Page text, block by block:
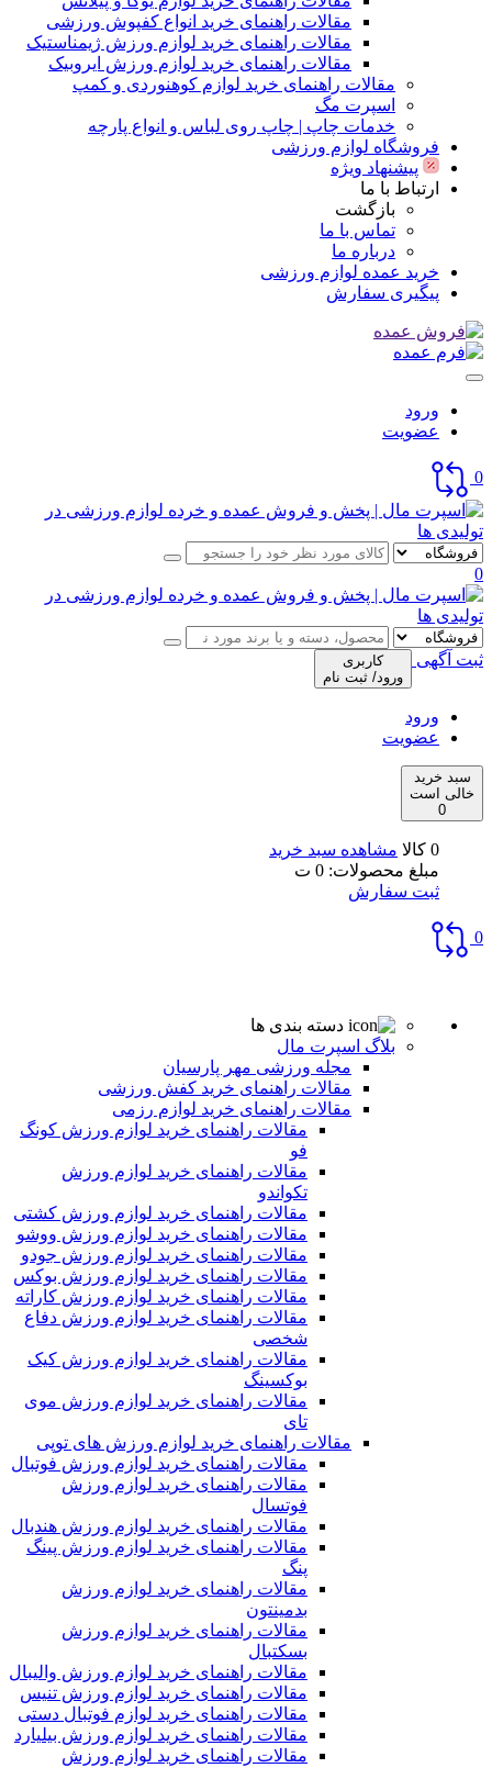
مقالات راهنمای خرید انواع کفپوش ورزشی
مقالات راهنمای خرید لوازم ورزش ژیمناستیک
مقالات راهنمای خرید لوازم ورزش ایروبیک
مقالات راهنمای خرید لوازم کوهنوردی و کمپ
اسپرت مگ
خدمات چاپ | چاپ روی لباس و انواع پارچه
فروشگاه لوازم ورزشی
پیشنهاد ویژه
ارتباط با ما
بازگشت
تماس با ما
درباره ما
خرید عمده لوازم ورزشی
پیگیری سفارش
ورود
عضویت
0
0
ثبت آگهی
کاربری
ورود/ ثبت نام
ورود
عضویت
سبد خرید
خالی است
0
0 کالا
مشاهده سبد خرید
مبلغ محصولات: 0 ت
ثبت سفارش
0
دسته بندی ها
بلاگ اسپرت مال
مجله ورزشی مهر پارسیان
مقالات راهنمای خرید کفش ورزشی
مقالات راهنمای خرید لوازم رزمی
مقالات راهنمای خرید لوازم ورزش کونگ
فو
مقالات راهنمای خرید لوازم ورزش
تکواندو
مقالات راهنمای خرید لوازم ورزش کشتی
مقالات راهنمای خرید لوازم ورزش ووشو
مقالات راهنمای خرید لوازم ورزش جودو
مقالات راهنمای خرید لوازم ورزش بوکس
مقالات راهنمای خرید لوازم ورزش کاراته
مقالات راهنمای خرید لوازم ورزش دفاع
شخصی
مقالات راهنمای خرید لوازم ورزش کیک
بوکسینگ
مقالات راهنمای خرید لوازم ورزش موی
تای
مقالات راهنمای خرید لوازم ورزش های توپی
مقالات راهنمای خرید لوازم ورزش فوتبال
مقالات راهنمای خرید لوازم ورزش
فوتسال
مقالات راهنمای خرید لوازم ورزش هندبال
مقالات راهنمای خرید لوازم ورزش پینگ
پنگ
مقالات راهنمای خرید لوازم ورزش
بدمینتون
مقالات راهنمای خرید لوازم ورزش
بسکتبال
مقالات راهنمای خرید لوازم ورزش والیبال
مقالات راهنمای خرید لوازم ورزش تنیس
مقالات راهنمای خرید لوازم فوتبال دستی
مقالات راهنمای خرید لوازم ورزش بیلیارد
مقالات راهنمای خرید لوازم ورزش